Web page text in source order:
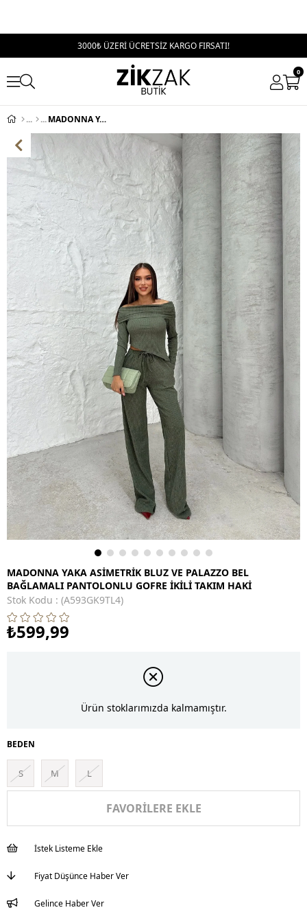
3000₺ ÜZERİ ÜCRETSİZ KARGO FIRSATI!
0
MADONNA YAKA ASİMETRİK BLUZ VE PALAZZO BEL BAĞLAMALI PANTOLONLU GOFRE İKİLİ TAKIM HAKİ
MADONNA YAKA ASİMETRİK BLUZ VE PALAZZO BEL
BAĞLAMALI PANTOLONLU GOFRE İKİLİ TAKIM HAKİ
Stok Kodu
(A593GK9TL4)
₺599,99
Ürün stoklarımızda kalmamıştır.
BEDEN
S M L
FAVORILERE EKLE
İstek Listeme Ekle
Fiyat Düşünce Haber Ver
Gelince Haber Ver